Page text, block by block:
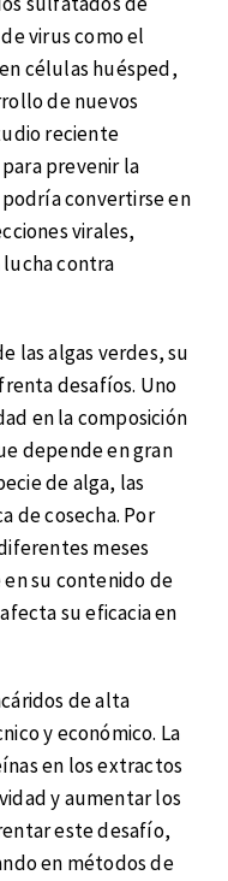
virus como el
células huésped,
de nuevos
reciente
prevenir la
convertirse en
virales,
lucha contra
las algas verdes, su
desafíos. Uno
en la composición
depende en gran
de alga, las
de cosecha. Por
meses
su contenido de
su eficacia en
de alta
y económico. La
en los extractos
y aumentar los
este desafío,
en métodos de